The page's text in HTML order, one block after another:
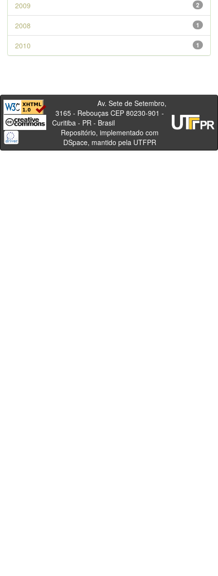
2
2009
1
2008
1
2010
Av. Sete de Setembro,
3165 - Rebouças CEP 80230-901 -
Curitiba - PR - Brasil
Repositório, implementado com
DSpace, mantido pela UTFPR